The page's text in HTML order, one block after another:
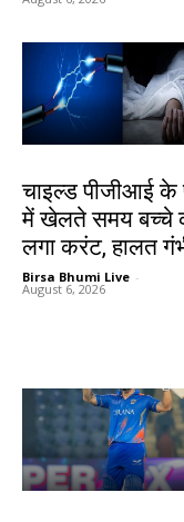
चाइल्ड पीजीआई के
में खेलते समय बच्चे
लगा करंट, हालत
Birsa Bhumi Live -
August 6, 2026